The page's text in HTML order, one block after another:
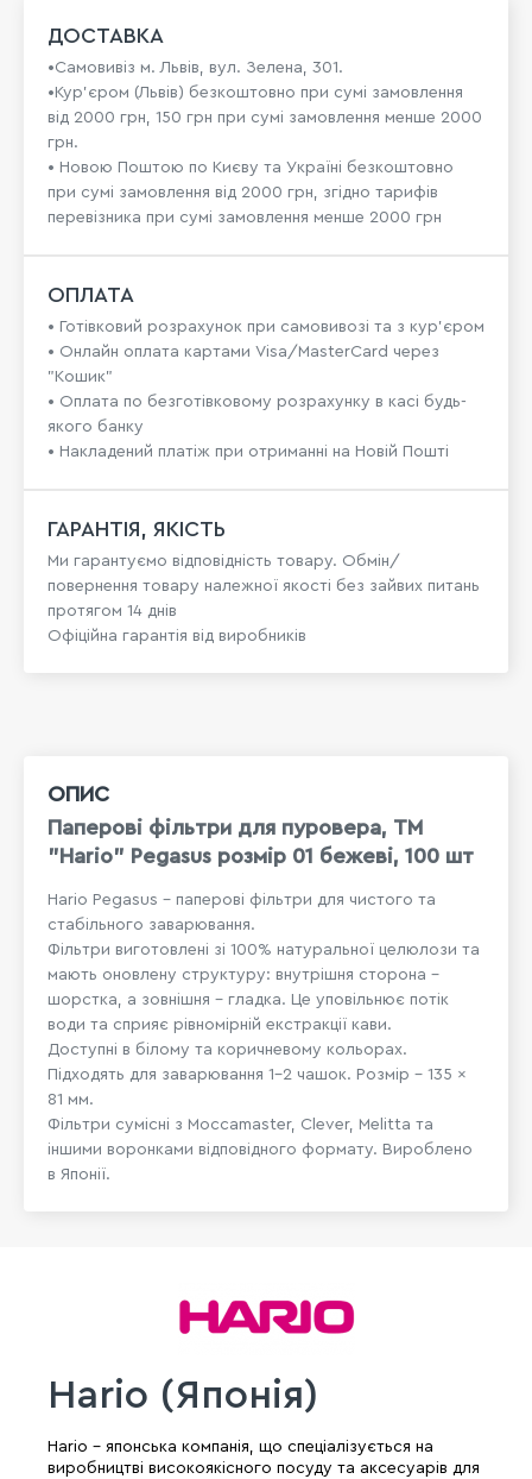
ДОСТАВКА
•Самовивіз м. Львів, вул. Зелена, 301.
•Кур'єром (Львів) безкоштовно при сумі замовлення
від 2000 грн, 150 грн при сумі замовлення менше 2000
грн.
• Новою Поштою по Києву та Україні безкоштовно
при сумі замовлення від 2000 грн, згідно тарифів
перевізника при сумі замовлення менше 2000 грн
ОПЛАТА
• Готівковий розрахунок при самовивозі та з кур’єром
• Онлайн оплата картами Visa/MasterCard через
"Кошик"
• Оплата по безготівковому розрахунку в касі будь-
якого банку
• Накладений платіж при отриманні на Новій Пошті
ГАРАНТІЯ, ЯКІСТЬ
Ми гарантуємо відповідність товару. Обмін/
повернення товару належної якості без зайвих питань
протягом 14 днів
Офіційна гарантія від виробників
ОПИС
Паперові фільтри для пуровера, ТМ
"Hario" Pegasus розмір 01 бежеві, 100 шт
Hario Pegasus – паперові фільтри для чистого та
стабільного заварювання.
Фільтри виготовлені зі 100% натуральної целюлози та
мають оновлену структуру: внутрішня сторона –
шорстка, а зовнішня – гладка. Це уповільнює потік
води та сприяє рівномірній екстракції кави.
Доступні в білому та коричневому кольорах.
Підходять для заварювання 1–2 чашок. Розмір – 135 ×
81 мм.
Фільтри сумісні з Moccamaster, Clever, Melitta та
іншими воронками відповідного формату. Вироблено
в Японії.
Hario (Японія)
Hario - японська компанія, що спеціалізується на
виробництві високоякісного посуду та аксесуарів для